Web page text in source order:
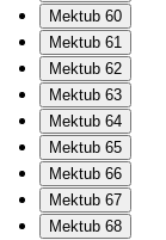
Mektub 60
Mektub 61
Mektub 62
Mektub 63
Mektub 64
Mektub 65
Mektub 66
Mektub 67
Mektub 68